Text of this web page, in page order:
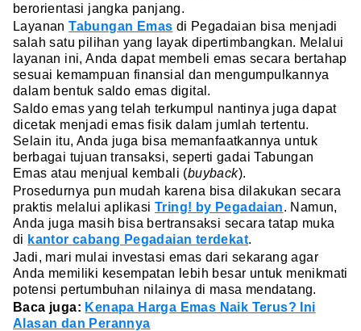
berorientasi jangka panjang.
LayananTabungan Emas di Pegadaian bisa menjadi
salah satu pilihan yang layak dipertimbangkan. Melalui
layanan ini, Anda dapat membeli emas secara bertahap
sesuai kemampuan finansial dan mengumpulkannya
dalam bentuk saldo emas digital.
Saldo emas yang telah terkumpul nantinya juga dapat
dicetak menjadi emas fisik dalam jumlah tertentu.
Selain itu, Anda juga bisa memanfaatkannya untuk
berbagai tujuan transaksi, seperti gadai Tabungan
Emas atau menjual kembali (buyback).
Prosedurnya pun mudah karena bisa dilakukan secara
praktis melalui aplikasi Tring! by Pegadaian. Namun,
Anda juga masih bisa bertransaksi secara tatap muka
di kantor cabang Pegadaian terdekat.
Jadi, mari mulai investasi emas dari sekarang agar
Anda memiliki kesempatan lebih besar untuk menikmati
potensi pertumbuhan nilainya di masa mendatang.
Baca juga: Kenapa Harga Emas Naik Terus? Ini
Alasan dan Perannya